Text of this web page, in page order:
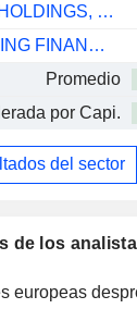
de los
europeas
FIRSTCASH HOLDINGS, INC.
BAJAJ HOUSING FINANCE LIMITED
Promedio
por Capi.
del sector